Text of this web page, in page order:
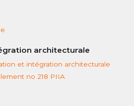
architecturale
et intégration architecturale
no 218 PIIA